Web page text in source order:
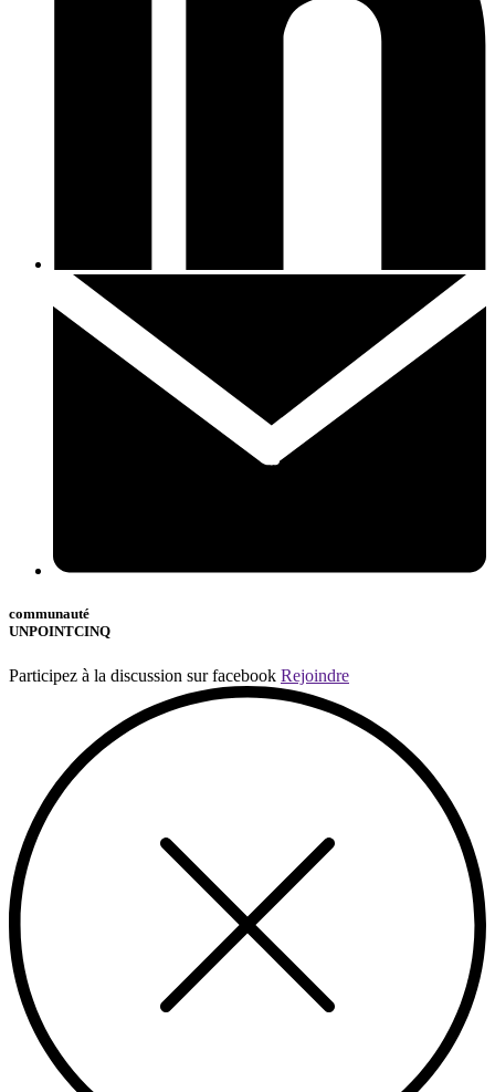
communauté
UNPOINTCINQ
Participez à la discussion sur facebook Rejoindre